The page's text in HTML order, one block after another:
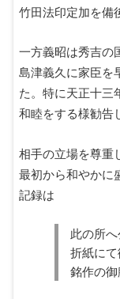
竹田法印定加を備
一方義昭は秀吉の
島津義久に家臣を
た。特に天正十三
和睦をする様勧告
相手の立場を尊重
最初から和やかに
記録は
此の所
折紙に
銘作の